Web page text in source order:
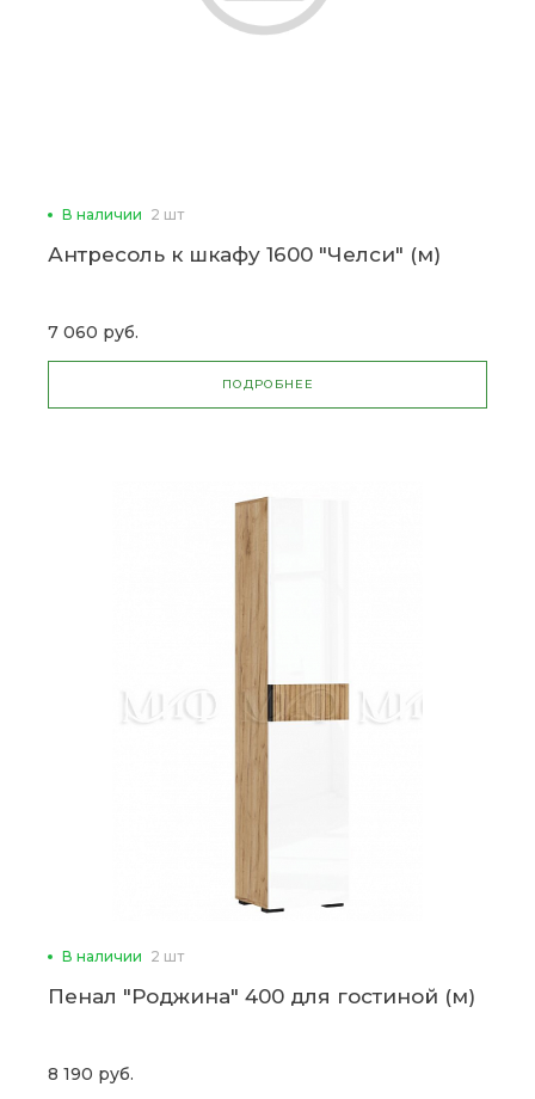
В наличии 2 шт
Антресоль к шкафу 1600 "Челси" (м)
7 060 руб.
ПОДРОБНЕЕ
В наличии 2 шт
Пенал "Роджина" 400 для гостиной (м)
8 190 руб.